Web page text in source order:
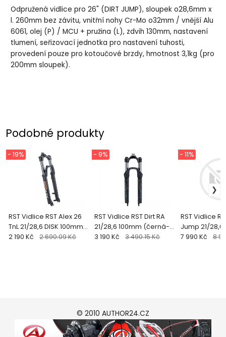
Odpružená vidlice pro 26" (DIRT JUMP), sloupek o28,6mm x
l. 260mm bez závitu, vnitřní nohy Cr-Mo o32mm / vnější Alu
6061, olej (P) / MCU + pružina (L), zdvih 130mm, nastavení
tlumení, seřizovací jednotka pro nastavení tuhosti,
provedení pouze pro kotoučové brzdy, hmotnost 3,1kg (pro
200mm sloupek).
Podobné produkty
RST Vidlice RST Alex 26
TnL 21/28,6 DISK 100mm
(černá-matná)
- 19%
2 190 Kč 2 690.09 Kč
RST Vidlice RST Dirt RA
21/28,6 100mm (černá-
matná)
- 9%
3 190 Kč 3 490.15 Kč
RST Vidlice
Jump 21/28,6
(černá-
- 11%
7 990 Kč 8
© 2010 AUTHOR24.CZ